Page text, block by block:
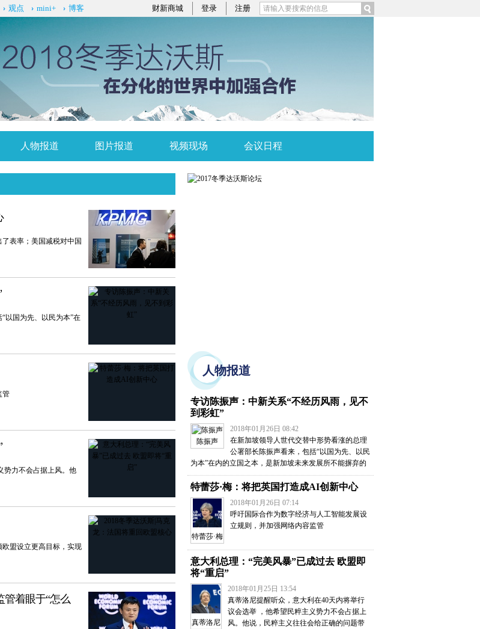
财新商城 登录 注册
观点 mini+ 博客
人物报道 图片报道 视频现场 会议日程
表率；美国减税对中国
以国为先、以民为本”在
管
势力不会占据上风。他
盟设立更高目标，实现
管着眼于“怎么
人物报道
专访陈振声：中新关系“不经历风雨，见不
到彩虹”
陈振声
2018年01月26日 08:42
在新加坡领导人世代交替中形势看涨的总理
公署部长陈振声看来，包括“以国为先、以民
为本”在内的立国之本，是新加坡未来发展所不能摒弃的
特蕾莎·梅：将把英国打造成AI创新中心
特蕾莎·梅
2018年01月26日 07:14
呼吁国际合作为数字经济与人工智能发展设
立规则，并加强网络内容监管
意大利总理：“完美风暴”已成过去 欧盟即
将“重启”
真蒂洛尼
2018年01月25日 13:54
真蒂洛尼提醒听众，意大利在40天内将举行
议会选举 ，他希望民粹主义势力不会占据上
风。他说，民粹主义往往会给正确的问题带